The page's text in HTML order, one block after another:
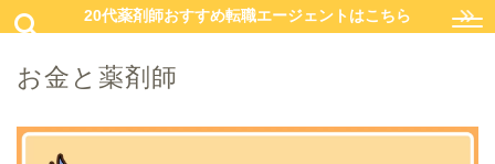
20代薬剤師おすすめ転職エージェントはこちら
お金と薬剤師